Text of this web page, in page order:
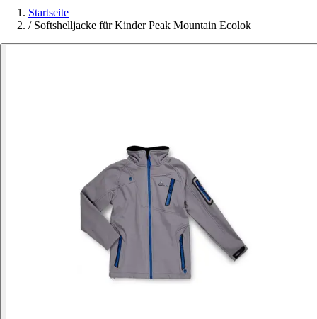
Startseite
/ Softshelljacke für Kinder Peak Mountain Ecolok